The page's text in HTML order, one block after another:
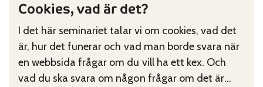
Cookies, vad är det?
I det här seminariet talar vi om cookies, vad det
är, hur det funerar och vad man borde svara när
en webbsida frågar om du vill ha ett kex. Och
vad du ska svara om någon frågar om det är